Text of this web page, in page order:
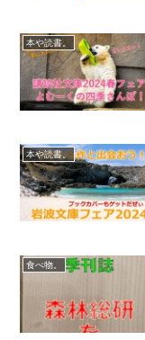
本や読書。
本や読書。
食べ物。